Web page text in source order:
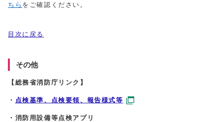
ちら をご確認ください。
目次に戻る
その他
【総務省消防庁リンク】
・ 点検基準、点検要領、報告様式等
・ 消防用設備等点検アプリ